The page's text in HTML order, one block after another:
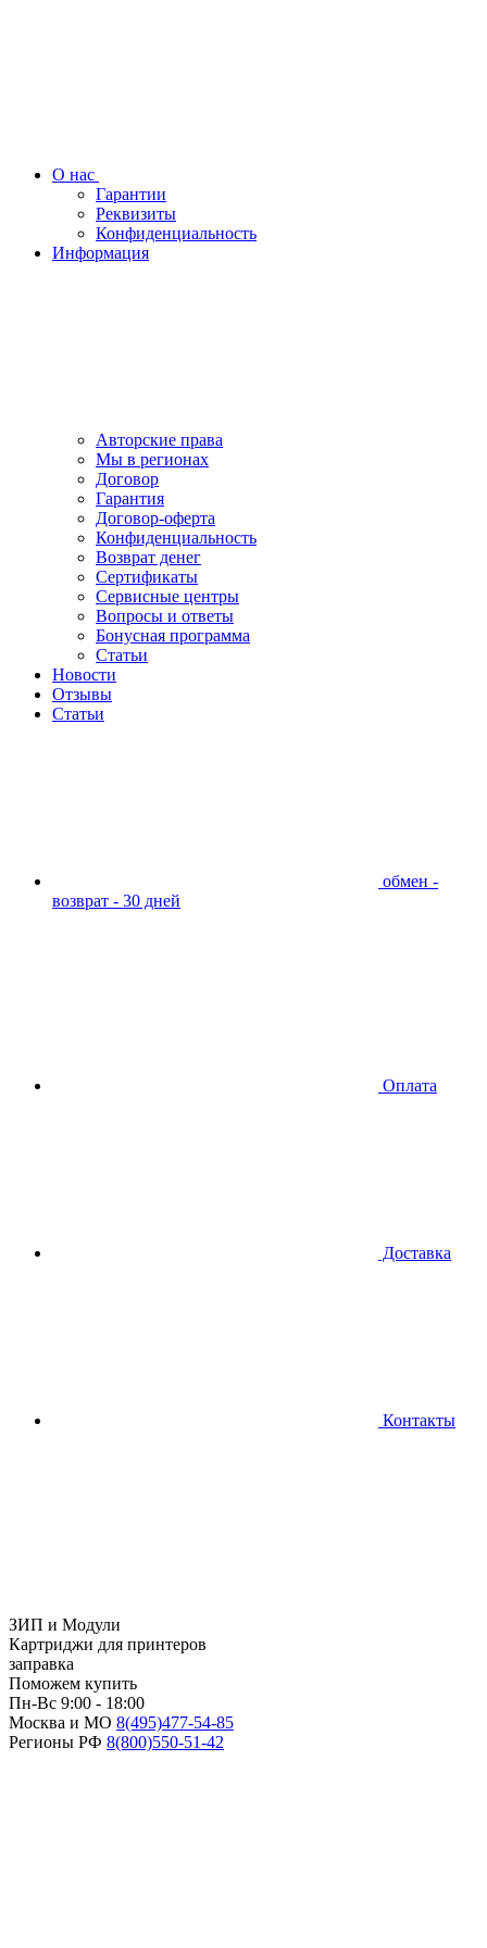
О нас
Гарантии
Реквизиты
Конфиденциальность
Информация
Авторские права
Мы в регионах
Договор
Гарантия
Договор-оферта
Конфиденциальность
Возврат денег
Сертификаты
Сервисные центры
Вопросы и ответы
Бонусная программа
Статьи
Новости
Отзывы
Статьи
обмен -
возврат - 30 дней
Оплата
Доставка
Контакты
ЗИП и Модули
Картриджи для принтеров
заправка
Поможем купить
Пн-Вс 9:00 - 18:00
Москва и МО 8(495)477-54-85
Регионы РФ 8(800)550-51-42